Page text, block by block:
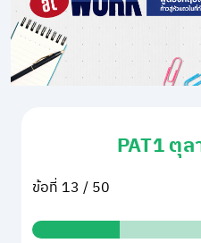
PAT1 ตุ
ข้อที่ 13 / 50